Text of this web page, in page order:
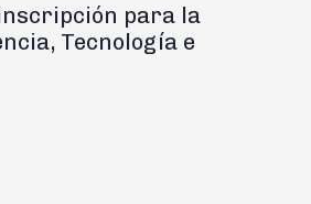
para la
Tecnología e